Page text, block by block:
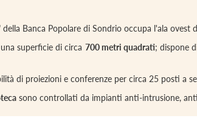
Banca Popolare di Sondrio occupa l'ala
superficie di circa 700 metri quadrati; dispone
di proiezioni e conferenze per circa 25 posti
sono controllati da impianti anti-intrusione,